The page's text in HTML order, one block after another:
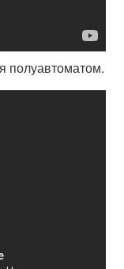
полуавтоматом.